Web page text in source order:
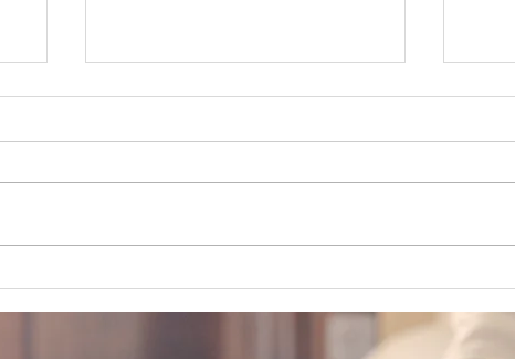
Des mentions d’honneur
de l’Université de
Un